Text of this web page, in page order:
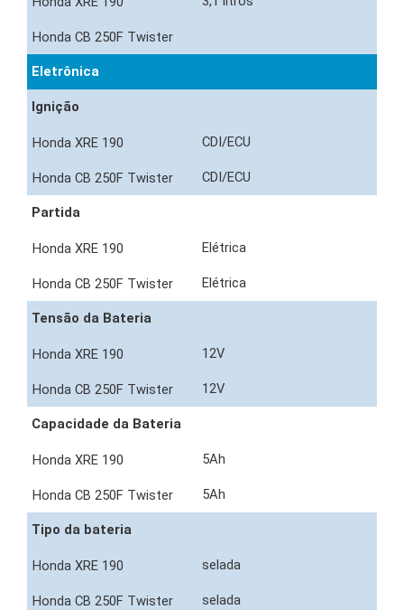
Eletrônica
Ignição
CDI/ECU
CDI/ECU
Partida
Elétrica
Elétrica
Tensão da Bateria
12V
12V
Capacidade da Bateria
5Ah
5Ah
Tipo da bateria
selada
selada